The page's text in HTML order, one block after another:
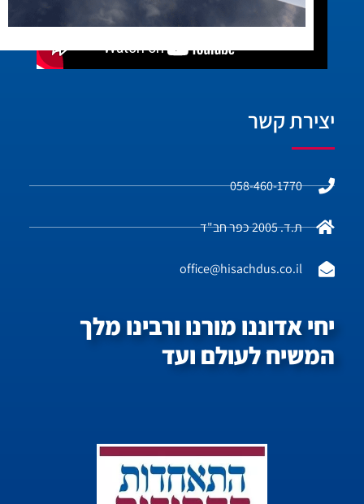
יצירת קשר
058-460-1770
ת.ד. 2005 כפר חב"ד
office@hisachdus.co.il
יחי אדוננו מורנו ורבינו מלך
המשיח לעולם ועד